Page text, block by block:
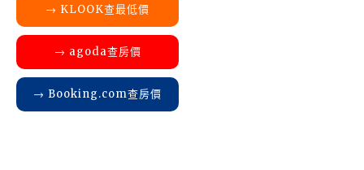
→ KLOOK查最低價
→ agoda查房價
→ Booking.com查房價